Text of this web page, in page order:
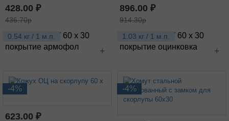
0.54 кг / 1 м.п.
428.00 ₽
+
436.70р
Скорлупа ППУ 60 х 30
покрытие армофол
1.03 кг / 1 м.п.
896.00 ₽
+
914.30р
Скорлупа ППУ 60 х 30
покрытие оцинковка
-4%
623.00 ₽
-4%